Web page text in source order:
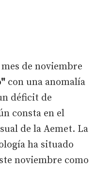
de noviembre
con una anomalía
déficit de
consta en el
de la Aemet. La
ha situado
noviembre como